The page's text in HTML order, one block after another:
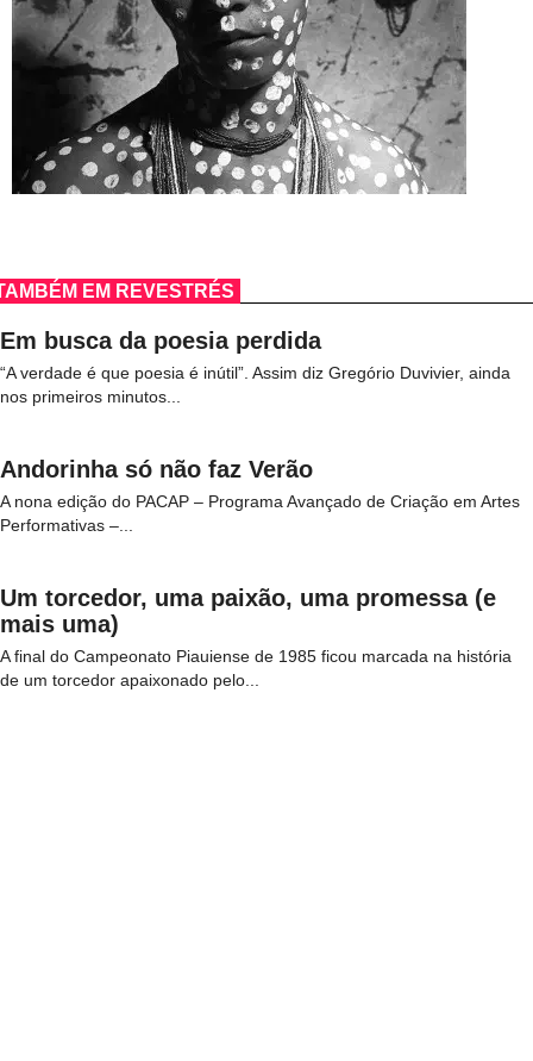
EM REVESTRÉS
Em busca da poesia perdida
“A verdade é que poesia é inútil”. Assim diz Gregório Duvivier, ainda
nos primeiros minutos...
Andorinha só não faz Verão
A nona edição do PACAP – Programa Avançado de Criação em Artes
Performativas –...
Um torcedor, uma paixão, uma promessa (e
mais uma)
A final do Campeonato Piauiense de 1985 ficou marcada na história
de um torcedor apaixonado pelo...